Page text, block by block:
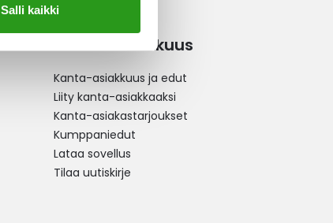
Salli kaikki
Kanta-asiakkuus
Kanta-asiakkuus ja edut
Liity kanta-asiakkaaksi
Kanta-asiakastarjoukset
Kumppaniedut
Lataa sovellus
Tilaa uutiskirje